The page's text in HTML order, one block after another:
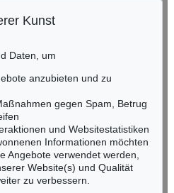
Kunst
Daten, um
anzubieten und zu
gegen Spam, Betrug
und Websitestatistiken
Informationen möchten
Angebote verwendet werden,
Website(s) und Qualität
zu verbessern.